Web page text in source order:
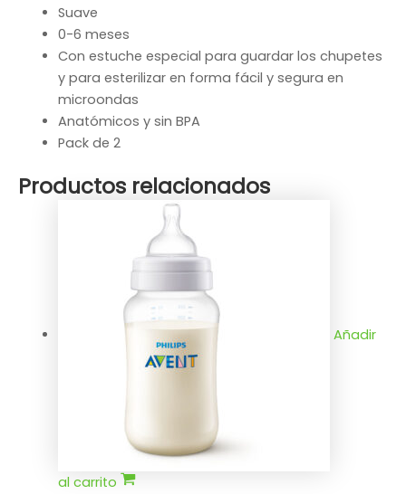
Suave
0-6 meses
Con estuche especial para guardar los chupetes
y para esterilizar en forma fácil y segura en
microondas
Anatómicos y sin BPA
Pack de 2
Productos relacionados
Añadir
al carrito